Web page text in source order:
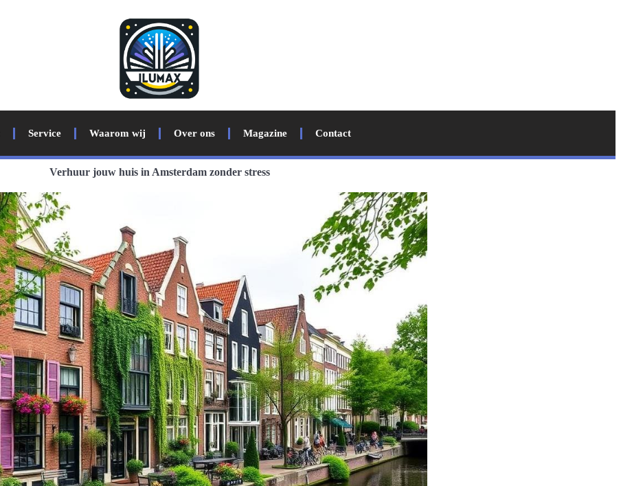
Service Waarom wij Over ons Magazine Contact
Verhuur jouw huis in Amsterdam zonder stress